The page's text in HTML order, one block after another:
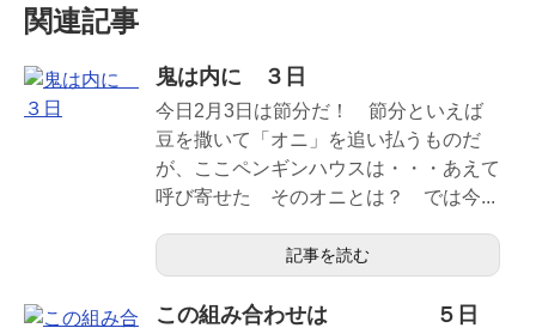
関連記事
鬼は内に ３日
今日2月3日は節分だ！ 節分といえば
豆を撒いて「オニ」を追い払うものだ
が、ここペンギンハウスは・・・あえて
呼び寄せた そのオニとは？ では今...
記事を読む
この組み合わせは ５日